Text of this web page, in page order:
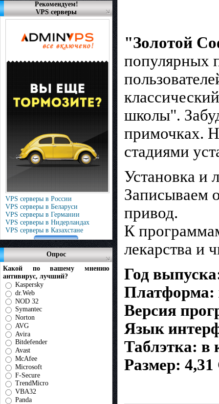
Рекомендуем!
VPS серверы
VPS серверы в России
VPS серверы в Беларуси
VPS серверы в Германии
VPS серверы в Нидерландах
VPS серверы в Казахстане
Опрос
Какой по вашему мнению
антивирус, лучший?
Kaspersky
dr.Web
NOD 32
Symantec
Norton
AVG
Avira
Bitdefender
Avast
McAfee
Microsoft
F-Secure
TrendMicro
VBA32
Panda
"Золотой
популярных
школы".
примочках.
стадиями
Установка и
Записываем
привод.
К
лекарства и
Год
Платформа:
Версия
Язык
Таблэтка: в
Размер: 4,31